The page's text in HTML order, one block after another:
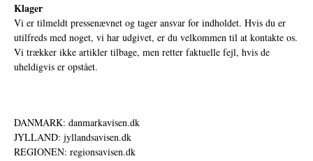
Klager
Vi er tilmeldt pressenævnet og tager ansvar for indholdet. Hvis du er
utilfreds med noget, vi har udgivet, er du velkommen til at kontakte os.
Vi trækker ikke artikler tilbage, men retter faktuelle fejl, hvis de
uheldigvis er opstået.
DANMARK: danmarkavisen.dk
JYLLAND: jyllandsavisen.dk
REGIONEN: regionsavisen.dk